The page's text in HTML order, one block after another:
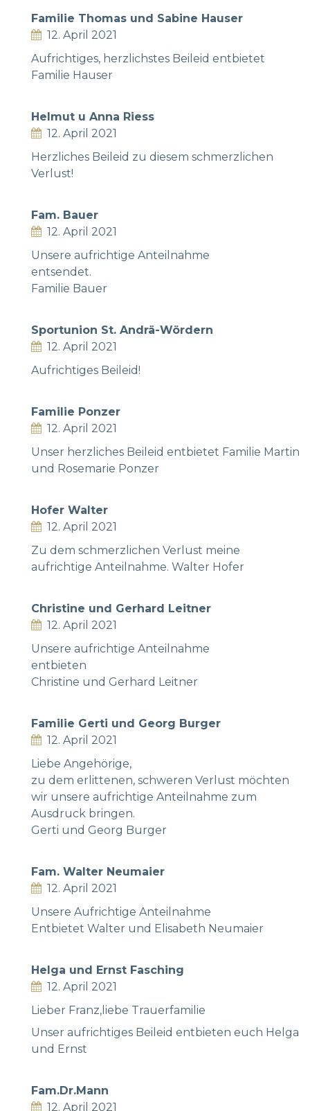
Familie Thomas und Sabine Hauser
12. April 2021
Aufrichtiges, herzlichstes Beileid entbietet
Familie Hauser
Helmut u Anna Riess
12. April 2021
Herzliches Beileid zu diesem schmerzlichen
Verlust!
Fam. Bauer
12. April 2021
Unsere aufrichtige Anteilnahme
entsendet.
Familie Bauer
Sportunion St. Andrä-Wördern
12. April 2021
Aufrichtiges Beileid!
Familie Ponzer
12. April 2021
Unser herzliches Beileid entbietet Familie Martin
und Rosemarie Ponzer
Hofer Walter
12. April 2021
Zu dem schmerzlichen Verlust meine
aufrichtige Anteilnahme. Walter Hofer
Christine und Gerhard Leitner
12. April 2021
Unsere aufrichtige Anteilnahme
entbieten
Christine und Gerhard Leitner
Familie Gerti und Georg Burger
12. April 2021
Liebe Angehörige,
zu dem erlittenen, schweren Verlust möchten
wir unsere aufrichtige Anteilnahme zum
Ausdruck bringen.
Gerti und Georg Burger
Fam. Walter Neumaier
12. April 2021
Unsere Aufrichtige Anteilnahme
Entbietet Walter und Elisabeth Neumaier
Helga und Ernst Fasching
12. April 2021
Lieber Franz,liebe Trauerfamilie
Unser aufrichtiges Beileid entbieten euch Helga
und Ernst
Fam.Dr.Mann
12. April 2021